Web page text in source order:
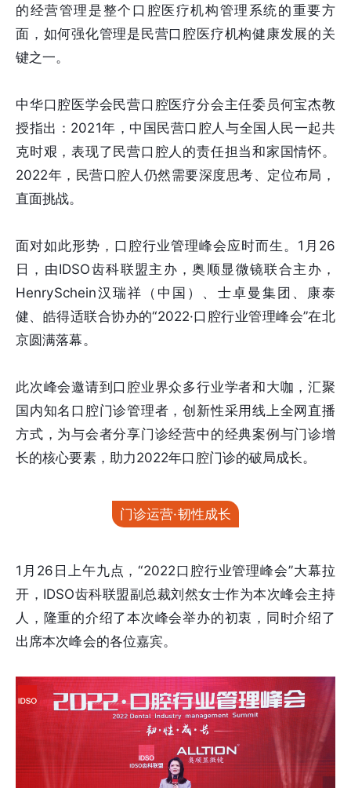
的经营管理是整个口腔医疗机构管理系统的重要方
面，如何强化管理是民营口腔医疗机构健康发展的关
键之一。
中华口腔医学会民营口腔医疗分会主任委员何宝杰教
授指出：2021年，中国民营口腔人与全国人民一起共
克时艰，表现了民营口腔人的责任担当和家国情怀。
2022年，民营口腔人仍然需要深度思考、定位布局，
直面挑战。
面对如此形势，口腔行业管理峰会应时而生。1月26
日，由IDSO齿科联盟主办，奥顺显微镜联合主办，
HenrySchein汉瑞祥（中国）、士卓曼集团、康泰
健、皓得适联合协办的“2022·口腔行业管理峰会”在北
京圆满落幕。
此次峰会邀请到口腔业界众多行业学者和大咖，汇聚
国内知名口腔门诊管理者，创新性采用线上全网直播
方式，为与会者分享门诊经营中的经典案例与门诊增
长的核心要素，助力2022年口腔门诊的破局成长。
门诊运营·韧性成长
1月26日上午九点，“2022口腔行业管理峰会”大幕拉
开，IDSO齿科联盟副总裁刘然女士作为本次峰会主持
人，隆重的介绍了本次峰会举办的初衷，同时介绍了
出席本次峰会的各位嘉宾。